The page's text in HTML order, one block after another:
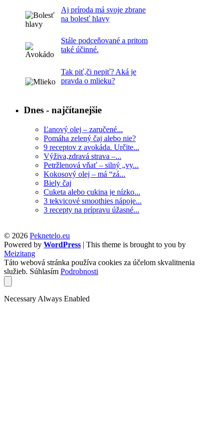
Aj príroda má svoje zbrane
na bolesť hlavy
Stále podceňované a pritom
také účinné.
Tak piť,či nepiť? Aká je
pravda o mlieku?
Dnes - najčítanejšie
Ľanový olej – zaručené...
Pomáha zelený čaj alebo nie?
9 receptov z avokáda. Určite...
Výživa,zdravá strava –...
Petržlenová vňať – silný „vy...
Kokosový olej – má “zá...
Biely čaj
Cuketa alebo cukina je nízko...
3 tekvicové smoothies nápoje...
3 recepty na prípravu úžasné...
© 2026 Peknetelo.eu
Powered by WordPress | This theme is brought to you by
Meizitang
Táto webová stránka používa cookies za účelom skvalitnenia
služieb. Súhlasím Podrobnosti
Necessary Always Enabled